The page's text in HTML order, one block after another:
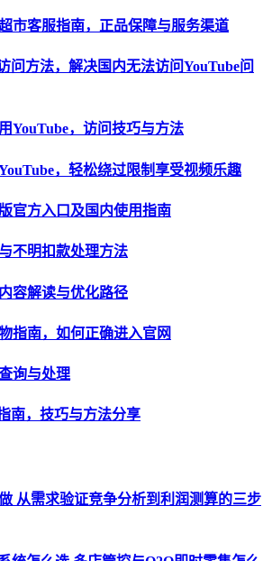
市客服指南，正品保障与服务渠道
问方法，解决国内无法访问YouTube问
YouTube，访问技巧与方法
，轻松绕过限制享受视频乐趣
官方入口及国内使用指南
不明扣款处理方法
容解读与优化路径
指南，如何正确进入官网
询与处理
南，技巧与方法分享
从需求验证竞争分析到利润测算的三步